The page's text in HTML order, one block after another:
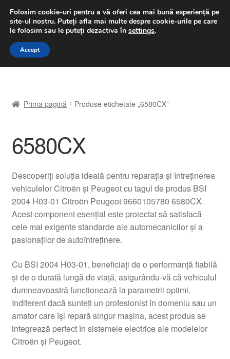
LIVRARE de la 33 lei
luni-vineri 9 a.m. - 4 p.m.031 229 6816
Sari
Sari
A lua legatura
Contul meu
Despre noi
Finalizare comandă
Livrare
Livrare în toată lumea
Plângere
Plățile
Prima pagină Produse etichetate „6580CX”
6580CX
Descoperiți soluția ideală pentru reparația și întreținerea
vehiculelor Citroën și Peugeot cu tagul de produs BSI
2004 H03-01 Citroën Peugeot 9660105780 6580CX.
Acest component esențial este proiectat să satisfacă
cele mai exigente standarde ale automecanicilor și a
pasionaților de autoîntreținere.
Cu BSI 2004 H03-01, beneficiați de o performanță fiabilă
și de o durată lungă de viață, asigurându-vă că vehiculul
dumneavoastră funcționează la parametrii optimi.
Indiferent dacă sunteți un profesionist în domeniu sau un
amator care își repară singur mașina, acest produs se
integrează perfect în sistemele electrice ale modelelor
Citroën și Peugeot.
Folosim cookie-uri pentru a vă oferi cea mai bună experiență pe
site-ul nostru. Puteți afla mai multe despre cookie-urile pe care
le folosim sau le puteți dezactiva în settings.
Accept